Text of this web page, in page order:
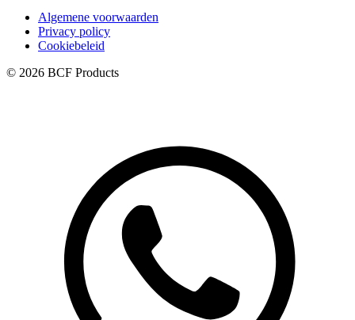
Algemene voorwaarden
Privacy policy
Cookiebeleid
© 2026 BCF Products